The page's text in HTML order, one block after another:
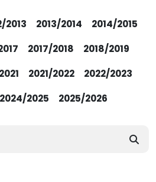
2013 2013/2014
2014/2015
2017/2018
2018/2019
2021/2022
2022/2023
2024/2025 2025/2026